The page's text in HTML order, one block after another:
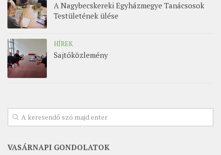
A Nagybecskereki Egyházmegye Tanácsosok
Testületének ülése
HÍREK
Sajtóközlemény
VASÁRNAPI GONDOLATOK